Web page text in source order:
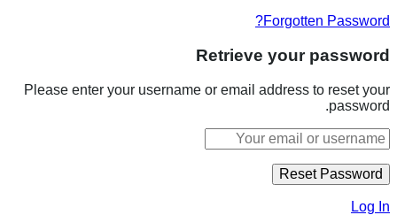
Forgotten Password?
Retrieve your password
Please enter your username or email address to reset your
password.
Log In